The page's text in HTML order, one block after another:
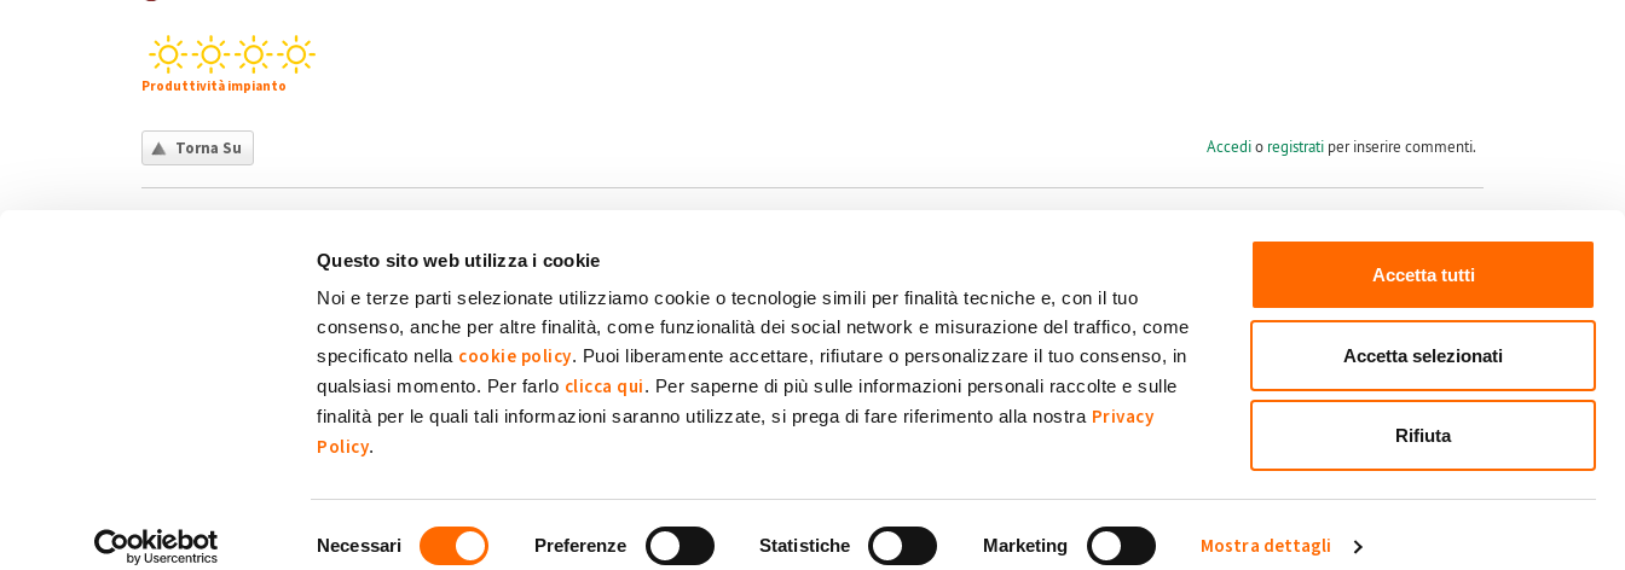
Questo sito web utilizza i cookie
Noi e terze parti selezionate utilizziamo cookie o tecnologie simili per finalità tecniche e, con il tuo
consenso, anche per altre finalità, come funzionalità dei social network e misurazione del traffico, come
specificato nella cookie policy. Puoi liberamente accettare, rifiutare o personalizzare il tuo consenso, in
qualsiasi momento. Per farlo clicca qui. Per saperne di più sulle informazioni personali raccolte e sulle
finalità per le quali tali informazioni saranno utilizzate, si prega di fare riferimento alla nostra Privacy
Policy.
Necessari Preferenze Statistiche Marketing Mostra dettagli
Accetta tutti
Accetta selezionati
Rifiuta
Produttività impianto
Torna Su Accedio registratiper inserire commenti.
Contatti Privacy policy Cookie Dichiarazione di accessibilità POR FESR 2014-2020
My Solar Family è un marchio di Eni Plenitude SpA Società Benefit
Via Giovanni Lorenzini, 4
Tutti i diritti sono riservati.
POWERED BY: